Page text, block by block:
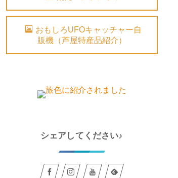
おもしろUFOキャッチャー自
販機（芦屋特産品紹介）
シェアしてください♪